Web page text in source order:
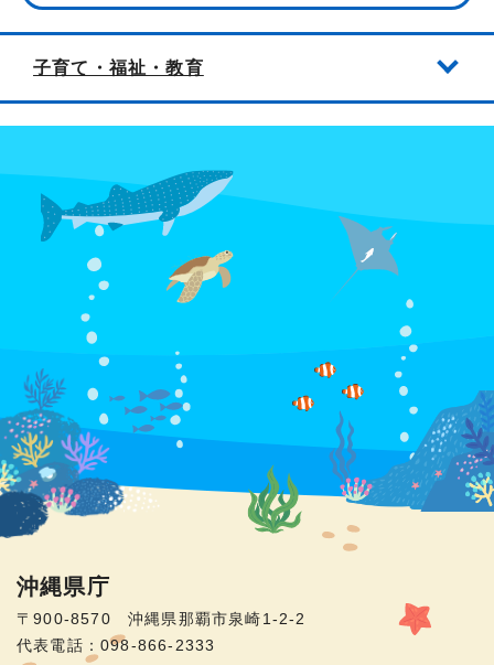
子育て・福祉・教育
沖縄県庁
〒900-8570 沖縄県那覇市泉崎1-2-2
代表電話：098-866-2333